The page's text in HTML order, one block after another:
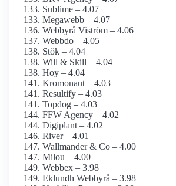
Sublime – 4.07
Megawebb – 4.07
Webbyrå Viström – 4.06
Webbdo – 4.05
Stök – 4.04
Will & Skill – 4.04
Hoy – 4.04
Kromonaut – 4.03
Resultify – 4.03
Topdog – 4.03
FFW Agency – 4.02
Digiplant – 4.02
River – 4.01
Wallmander & Co – 4.00
Milou – 4.00
Webbex – 3.98
Eklundh Webbyrå – 3.98